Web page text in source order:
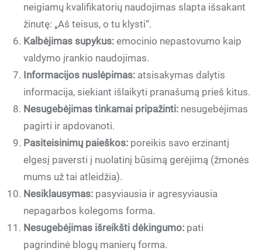
neigiamų kvalifikatorių naudojimas slapta išsakant
žinutę: „Aš teisus, o tu klysti“.
Kalbėjimas supykus: emocinio nepastovumo kaip
valdymo įrankio naudojimas.
Informacijos nuslėpimas: atsisakymas dalytis
informacija, siekiant išlaikyti pranašumą prieš kitus.
Nesugebėjimas tinkamai pripažinti: nesugebėjimas
pagirti ir apdovanoti.
Pasiteisinimų paieškos: poreikis savo erzinantį
elgesį paversti į nuolatinį būsimą gerėjimą (žmonės
mums už tai atleidžia).
Nesiklausymas: pasyviausia ir agresyviausia
nepagarbos kolegoms forma.
Nesugebėjimas išreikšti dėkingumo: pati
pagrindinė blogų manierų forma.